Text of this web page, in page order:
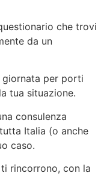
che trovi
da un
giornata per porti
tua situazione.
consulenza
Italia (o anche
caso.
rincorrono, con la